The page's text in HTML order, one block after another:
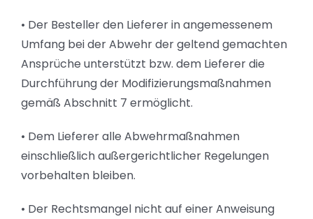
• Der Besteller den Lieferer in angemessenem
Umfang bei der Abwehr der geltend gemachten
Ansprüche unterstützt bzw. dem Lieferer die
Durchführung der Modifizierungsmaßnahmen
gemäß Abschnitt 7 ermöglicht.
• Dem Lieferer alle Abwehrmaßnahmen
einschließlich außergerichtlicher Regelungen
vorbehalten bleiben.
• Der Rechtsmangel nicht auf einer Anweisung